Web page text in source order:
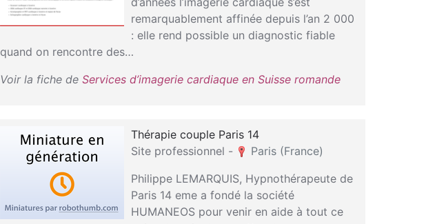
remarquablement affinée depuis l’an 2 000
: elle rend possible un diagnostic fiable
quand on rencontre des…
Voir la fiche de Services d’imagerie cardiaque en Suisse romande
Thérapie couple Paris 14
Site professionnel -
Paris (France)
Philippe LEMARQUIS, Hypnothérapeute de
Paris 14 eme a fondé la société
HUMANEOS pour venir en aide à tout ce